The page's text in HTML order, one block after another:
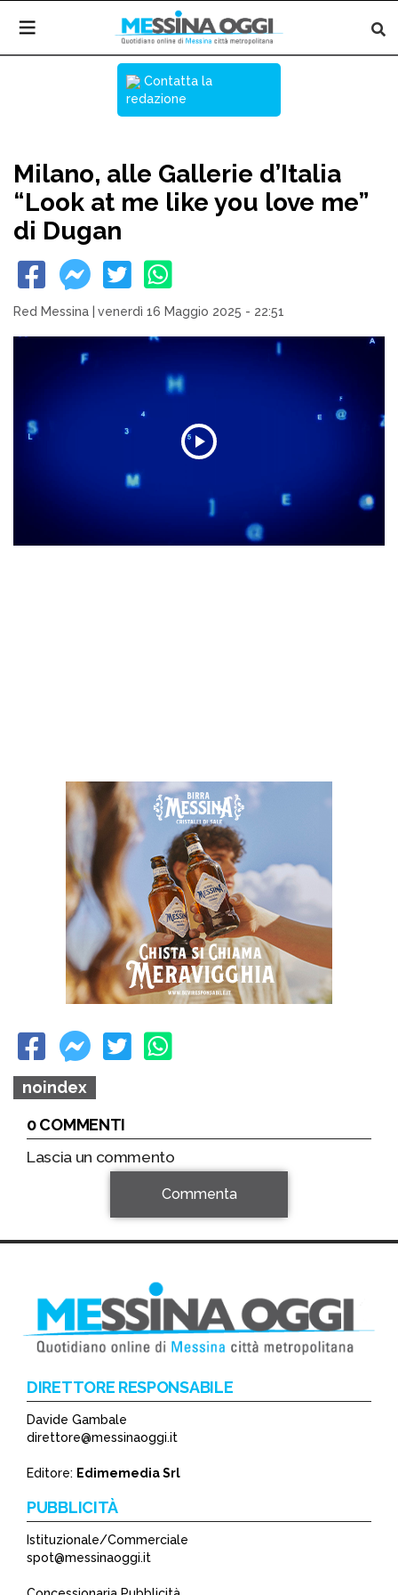
Contatta la
redazione
Milano, alle Gallerie d’Italia
“Look at me like you love me”
di Dugan
Red Messina venerdì 16 Maggio 2025 - 22:51
Play
Video
noindex
0 COMMENTI
Lascia un commento
*
Commenta
DIRETTORE RESPONSABILE
Davide Gambale
direttore@messinaoggi.it
Editore: Edimemedia Srl
PUBBLICITÀ
Istituzionale/Commerciale
spot@messinaoggi.it